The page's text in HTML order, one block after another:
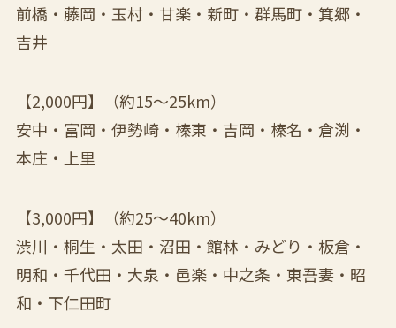
前橋・藤岡・玉村・甘楽・新町・群馬町・箕郷・
吉井
【2,000円】（約15〜25km）
安中・富岡・伊勢崎・榛東・吉岡・榛名・倉渕・
本庄・上里
【3,000円】（約25〜40km）
渋川・桐生・太田・沼田・館林・みどり・板倉・
明和・千代田・大泉・邑楽・中之条・東吾妻・昭
和・下仁田町